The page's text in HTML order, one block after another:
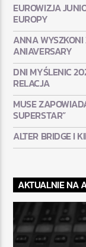
EUROWIZJA
EUROPY
ANNA WYSZKONI
ANIAVERSARY
DNI MYŚLENIC
RELACJA
MUSE
SUPERSTAR”
ALTER BRIDGE I
AKTUALNIE NA